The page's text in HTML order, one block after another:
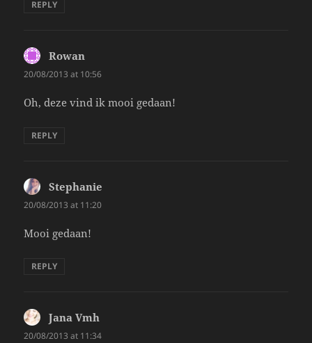
REPLY
Rowan
20/08/2013 at 10:56
Oh, deze vind ik mooi gedaan!
REPLY
Stephanie
20/08/2013 at 11:20
Mooi gedaan!
REPLY
Jana Vmh
20/08/2013 at 11:34